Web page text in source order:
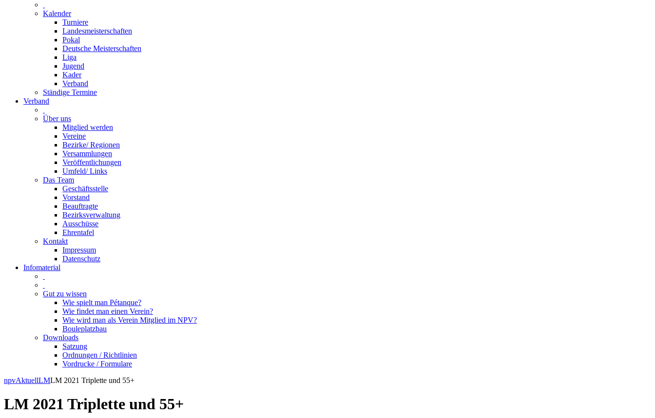
Kalender
Turniere
Landesmeisterschaften
Pokal
Deutsche Meisterschaften
Liga
Jugend
Kader
Verband
Ständige Termine
Verband
Über uns
Mitglied werden
Vereine
Bezirke/ Regionen
Versammlungen
Veröffentlichungen
Umfeld/ Links
Das Team
Geschäftsstelle
Vorstand
Beauftragte
Bezirksverwaltung
Ausschüsse
Ehrentafel
Kontakt
Impressum
Datenschutz
Infomaterial
Gut zu wissen
Wie spielt man Pétanque?
Wie findet man einen Verein?
Wie wird man als Verein Mitglied im NPV?
Bouleplatzbau
Downloads
Satzung
Ordnungen / Richtlinien
Vordrucke / Formulare
Skip
content
npvAktuellLMLM 2021 Triplette und 55+
LM 2021 Triplette und 55+